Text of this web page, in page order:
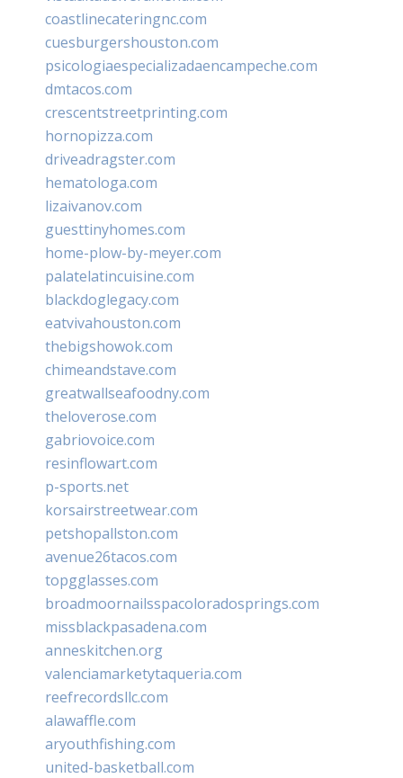
coastlinecateringnc.com
cuesburgershouston.com
psicologiaespecializadaencampeche.com
dmtacos.com
crescentstreetprinting.com
hornopizza.com
driveadragster.com
hematologa.com
lizaivanov.com
guesttinyhomes.com
home-plow-by-meyer.com
palatelatincuisine.com
blackdoglegacy.com
eatvivahouston.com
thebigshowok.com
chimeandstave.com
greatwallseafoodny.com
theloverose.com
gabriovoice.com
resinflowart.com
p-sports.net
korsairstreetwear.com
petshopallston.com
avenue26tacos.com
topgglasses.com
broadmoornailsspacoloradosprings.com
missblackpasadena.com
anneskitchen.org
valenciamarketytaqueria.com
reefrecordsllc.com
alawaffle.com
aryouthfishing.com
united-basketball.com